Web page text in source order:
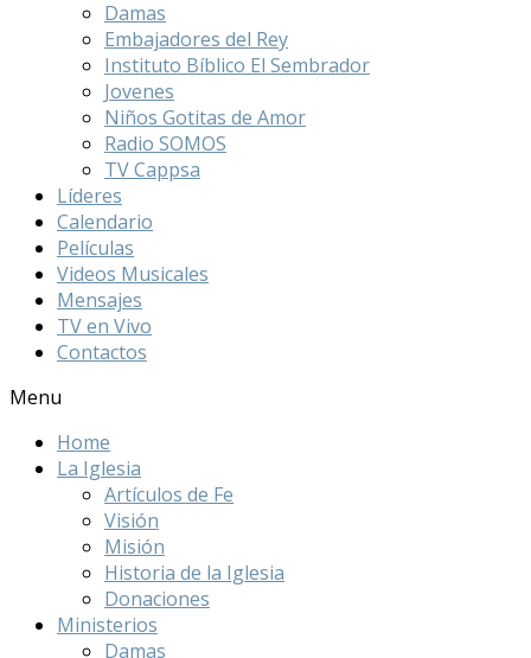
Damas
Embajadores del Rey
Instituto Bíblico El Sembrador
Jovenes
Niños Gotitas de Amor
Radio SOMOS
TV Cappsa
Líderes
Calendario
Películas
Videos Musicales
Mensajes
TV en Vivo
Contactos
Menu
Home
La Iglesia
Artículos de Fe
Visión
Misión
Historia de la Iglesia
Donaciones
Ministerios
Damas